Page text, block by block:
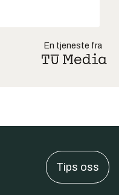
En tjeneste fra
Tips oss